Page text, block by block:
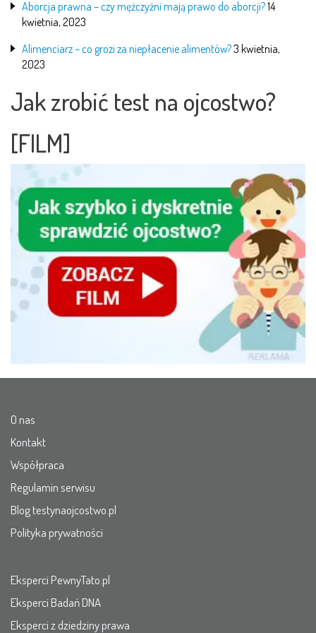
Aborcja prawna – czy mężczyźni mają prawo do aborcji?14
kwietnia, 2023
Alimenciarz – co grozi za niepłacenie alimentów?3 kwietnia,
2023
Jak zrobić test na ojcostwo?
[FILM]
O nas
Kontakt
Współpraca
Regulamin serwisu
Blog testynaojcostwo.pl
Polityka prywatności
Eksperci PewnyTato.pl
Eksperci Badań DNA
Eksperci z dziedziny prawa